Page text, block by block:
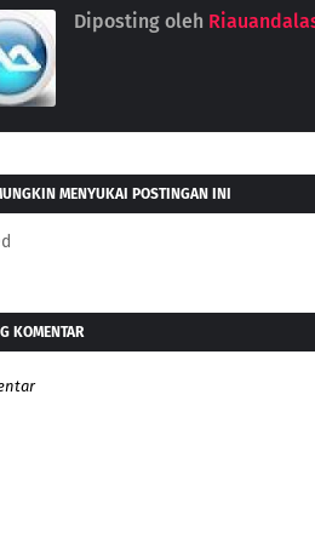
Diposting oleh
MENYUKAI POSTINGAN INI
KOMENTAR